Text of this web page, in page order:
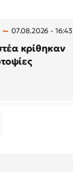
07.08.2026 - 16:43
κρίθηκαν